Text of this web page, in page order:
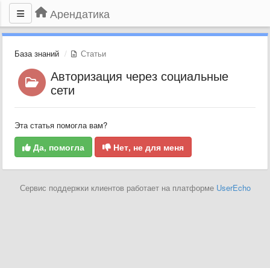
Арендатика
База знаний Статьи
Авторизация через социальные
сети
Эта статья помогла вам?
Да, помогла Нет, не для меня
Сервис поддержки клиентов работает на платформе UserEcho